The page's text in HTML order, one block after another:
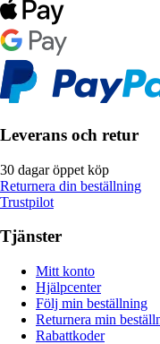
Leverans och retur
30 dagar öppet köp
Returnera din beställning
Trustpilot
Tjänster
Mitt konto
Hjälpcenter
Följ min beställning
Returnera min
Rabattkoder